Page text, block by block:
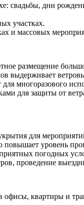
свадьбы, дни
участках.
и массовых
размещение
выдерживает
многоразового
для защиты от
для
повышает уровень
погодных
проведение
квартиры и